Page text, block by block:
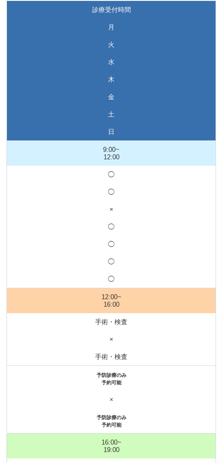
診療受付時間
月
火
水
木
金
土
日
9:00~
12:00
◯
◯
×
◯
◯
◯
◯
12:00~
16:00
手術・検査
×
手術・検査
予防診療のみ
予約可能
×
予防診療のみ
予約可能
16:00~
19:00